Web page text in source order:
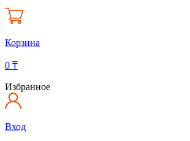
Корзина
0 ₸
Избранное
Вход